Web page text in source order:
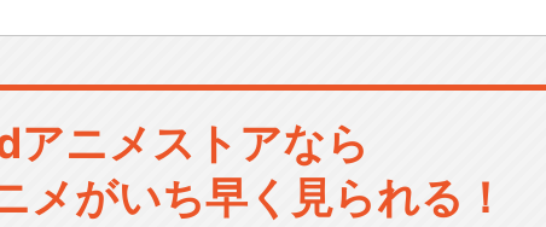
アニメストアなら
メがいち早く見られる！